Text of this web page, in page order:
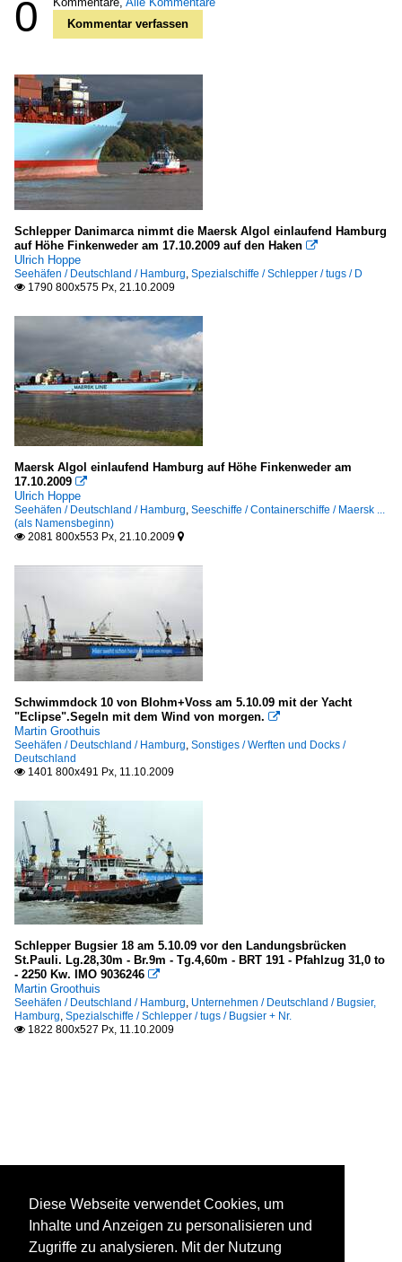
0
Kommentar verfassen
Schlepper Danimarca nimmt die Maersk Algol einlaufend Hamburg
auf Höhe Finkenweder am 17.10.2009 auf den Haken 
Ulrich Hoppe
Seehäfen / Deutschland / Hamburg, Spezialschiffe / Schlepper / tugs / D
 1790 800x575 Px, 21.10.2009
Maersk Algol einlaufend Hamburg auf Höhe Finkenweder am
17.10.2009 
Ulrich Hoppe
Seehäfen / Deutschland / Hamburg, Seeschiffe / Containerschiffe / Maersk ...
(als Namensbeginn)
 2081 800x553 Px, 21.10.2009 
Schwimmdock 10 von Blohm+Voss am 5.10.09 mit der Yacht
"Eclipse".Segeln mit dem Wind von morgen. 
Martin Groothuis
Seehäfen / Deutschland / Hamburg, Sonstiges / Werften und Docks /
Deutschland
 1401 800x491 Px, 11.10.2009
Schlepper Bugsier 18 am 5.10.09 vor den Landungsbrücken
St.Pauli. Lg.28,30m - Br.9m - Tg.4,60m - BRT 191 - Pfahlzug 31,0 to
- 2250 Kw. IMO 9036246 
Martin Groothuis
Seehäfen / Deutschland / Hamburg, Unternehmen / Deutschland / Bugsier,
Hamburg, Spezialschiffe / Schlepper / tugs / Bugsier + Nr.
 1822 800x527 Px, 11.10.2009
Diese Webseite verwendet Cookies, um
Inhalte und Anzeigen zu personalisieren und
Zugriffe zu analysieren. Mit der Nutzung